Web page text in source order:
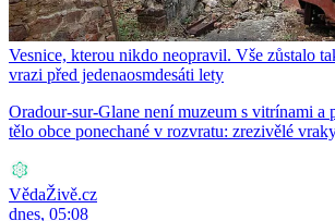
Vesnice, kterou nikdo neopravil. Vše zůstalo
vrazi před jedenaosmdesáti lety
Oradour-sur-Glane není muzeum s vitrínami a
tělo obce ponechané v rozvratu: zrezivělé
VědaŽivě.cz
dnes, 05:08